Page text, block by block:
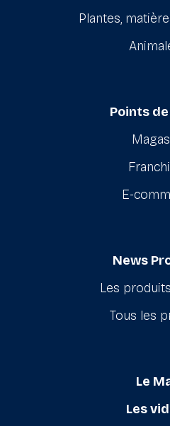
Plantes,
Points
E-
News
Les
Tous les
Le
Les